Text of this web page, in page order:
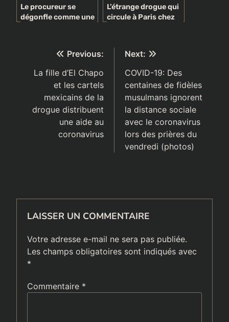
Le procureur se
dégonfle comme une
L’étrange drogue qui
circule à Paris chez
Navigation
de
l’article
Previous:
La fille d’El Chapo
et les cartels
mexicains de la
drogue distribuent
une aide au
coronavirus
Next:
COVID-19: Des
centaines de fidèles
musulmans ignorent
la distance sociale
avec le coronavirus
lors des prières du
vendredi (photos)
LAISSER UN COMMENTAIRE
Votre adresse e-mail ne sera pas publiée.
Les champs obligatoires sont indiqués avec
*
Commentaire *